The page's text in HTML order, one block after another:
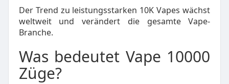
Der Trend zu leistungsstarken 10K Vapes wächst
weltweit und verändert die gesamte Vape-
Branche.
Was bedeutet Vape 10000
Züge?